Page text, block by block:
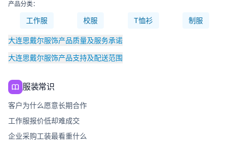
产品分类：
工作服 校服 T恤衫 制服
大连思戴尔服饰产品质量及服务承诺
大连思戴尔服饰产品支持及配送范围
服装常识
客户为什么愿意长期合作
工作服报价低却难成交
企业采购工装最看重什么